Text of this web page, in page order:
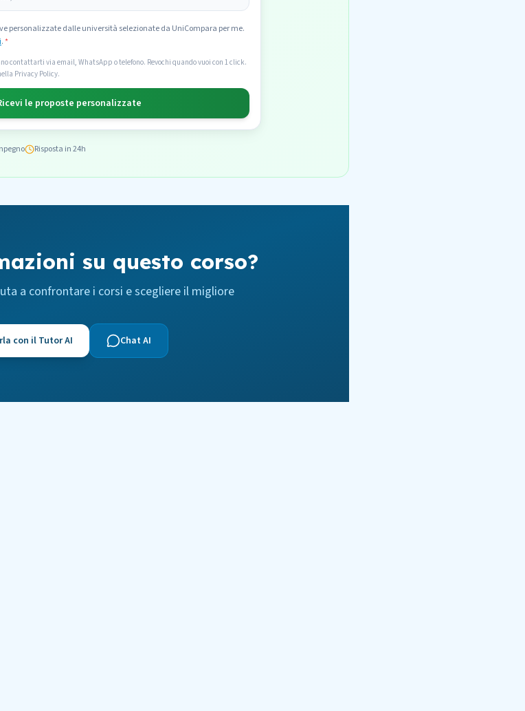
personalizzate dalle università selezionate da UniCompara per me.
.*
contattarti via email, WhatsApp o telefono. Revochi quando vuoi con 1 click.
Privacy Policy.
le proposte personalizzate
Risposta in 24h
su questo corso?
a confrontare i corsi e scegliere il migliore
con il Tutor AI Chat AI